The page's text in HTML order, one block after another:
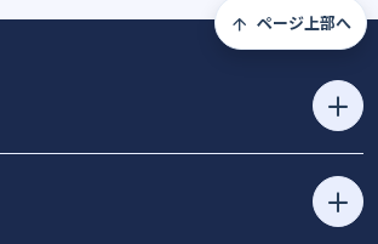
ページ上部へ